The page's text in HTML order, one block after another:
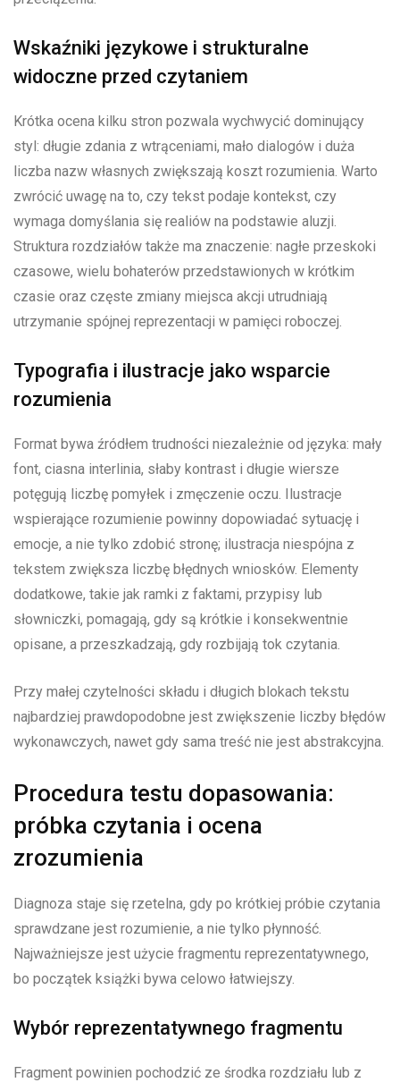
Wskaźniki językowe i strukturalne
widoczne przed czytaniem
Krótka ocena kilku stron pozwala wychwycić dominujący
styl: długie zdania z wtrąceniami, mało dialogów i duża
liczba nazw własnych zwiększają koszt rozumienia. Warto
zwrócić uwagę na to, czy tekst podaje kontekst, czy
wymaga domyślania się realiów na podstawie aluzji.
Struktura rozdziałów także ma znaczenie: nagłe przeskoki
czasowe, wielu bohaterów przedstawionych w krótkim
czasie oraz częste zmiany miejsca akcji utrudniają
utrzymanie spójnej reprezentacji w pamięci roboczej.
Typografia i ilustracje jako wsparcie
rozumienia
Format bywa źródłem trudności niezależnie od języka: mały
font, ciasna interlinia, słaby kontrast i długie wiersze
potęgują liczbę pomyłek i zmęczenie oczu. Ilustracje
wspierające rozumienie powinny dopowiadać sytuację i
emocje, a nie tylko zdobić stronę; ilustracja niespójna z
tekstem zwiększa liczbę błędnych wniosków. Elementy
dodatkowe, takie jak ramki z faktami, przypisy lub
słowniczki, pomagają, gdy są krótkie i konsekwentnie
opisane, a przeszkadzają, gdy rozbijają tok czytania.
Przy małej czytelności składu i długich blokach tekstu
najbardziej prawdopodobne jest zwiększenie liczby błędów
wykonawczych, nawet gdy sama treść nie jest abstrakcyjna.
Procedura testu dopasowania:
próbka czytania i ocena
zrozumienia
Diagnoza staje się rzetelna, gdy po krótkiej próbie czytania
sprawdzane jest rozumienie, a nie tylko płynność.
Najważniejsze jest użycie fragmentu reprezentatywnego,
bo początek książki bywa celowo łatwiejszy.
Wybór reprezentatywnego fragmentu
Fragment powinien pochodzić ze środka rozdziału lub z